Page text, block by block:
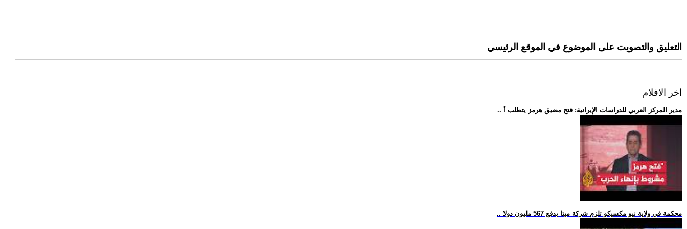
التعليق والتصويت على الموضوع في الموقع الرئيسي
اخر الافلام
.. مدير المركز العربي للدراسات الإيرانية: فتح مضيق هرمز يتطلب أ
.. محكمة في ولاية نيو مكسيكو تلزم شركة ميتا بدفع 567 مليون دولا